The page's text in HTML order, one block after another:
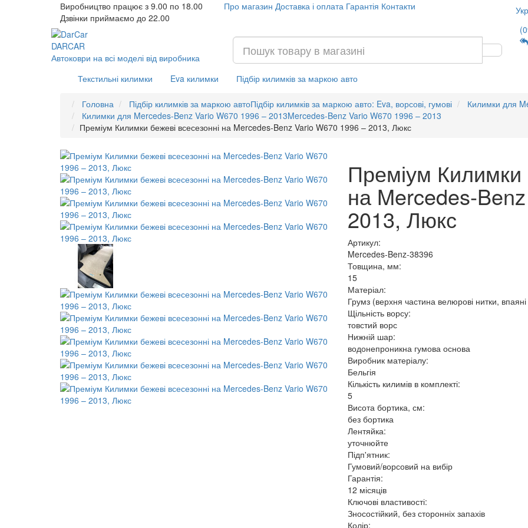
Виробництво працює з 9.00 по 18.00
Дзвінки приймаємо до 22.00
Про магазин Доставка і оплата Гарантія Контакти
DARCAR
Автоковри на всі моделі від виробника
Текстильні килимки Eva килимки Підбір килимків за маркою авто
Головна Підбір килимків за маркою автоПідбір килимків за маркою авто: Eva, ворсові, гумові
Килимки для
Килимки для Mercedes-Benz Vario W670 1996 – 2013Mercedes-Benz Vario W670 1996 – 2013
Преміум Килимки бежеві всесезонні на Mercedes-Benz Vario W670 1996 – 2013, Люкс
Преміум Килимки
на Mercedes-
2013, Люкс
Артикул:
Mercedes-Benz-38396
Товщина, мм:
15
Матеріал:
Грумз (верхня частина велюрові нитки,
Щільність ворсу:
товстий ворс
Нижній шар:
водонепроникна гумова основа
Виробник матеріалу:
Бельгія
Кількість килимів в комплекті:
5
Висота бортика, см:
без бортика
Лентяйка:
уточнюйте
Підп'ятник:
Гумовий/ворсовий на вибір
Гарантія:
12 місяців
Ключові властивості:
Зносостійкий, без сторонніх запахів
Колір: